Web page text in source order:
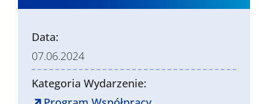
Data:
07.06.2024
Kategoria Wydarzenie: